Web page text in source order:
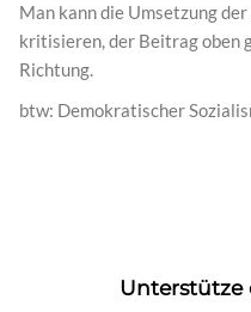
Man kann die Umsetzung
kritisieren, der Beitrag oben
Richtung.
btw: Demokratischer
Unterstütze